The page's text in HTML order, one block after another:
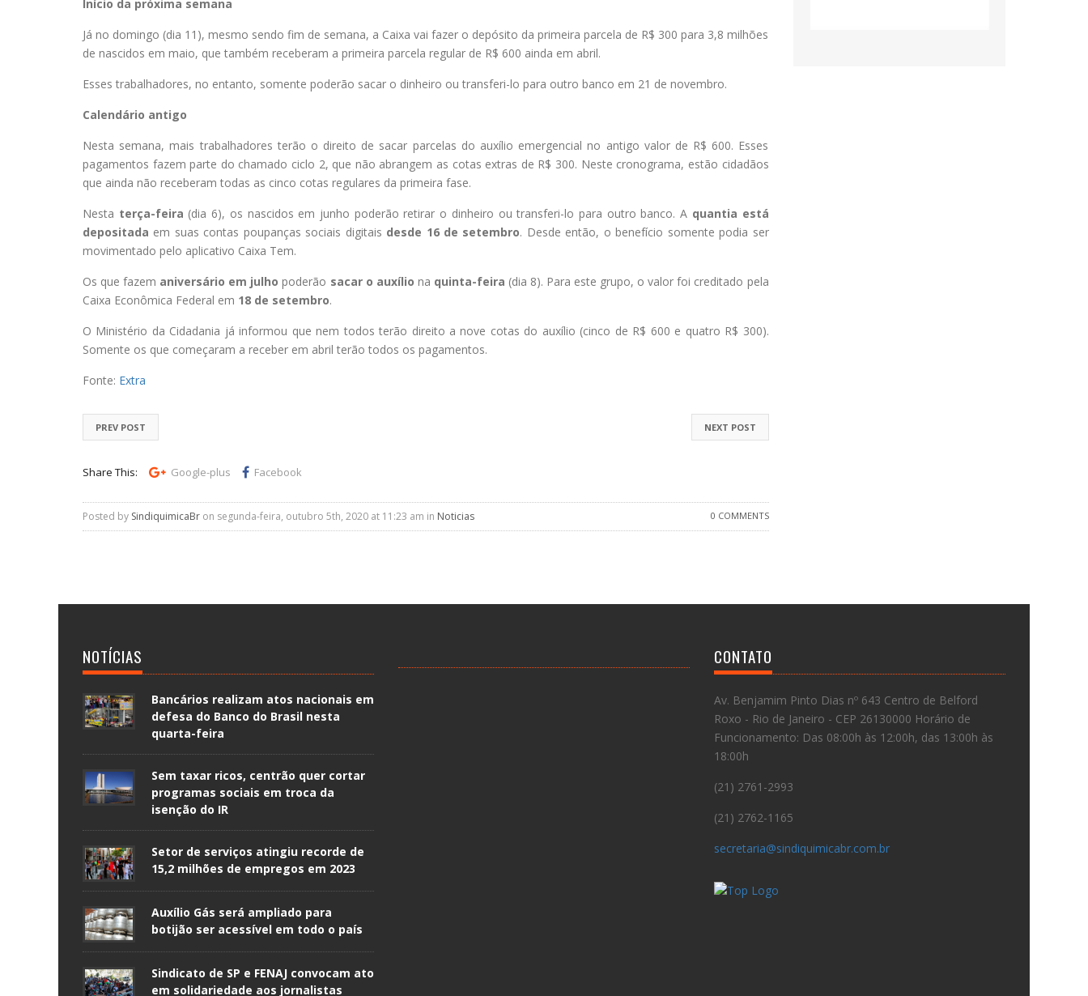
Início da próxima semana
Já no domingo (dia 11), mesmo sendo fim de semana, a Caixa vai fazer o depósito da primeira parcela de R$ 300 para 3,8 milhões
de nascidos em maio, que também receberam a primeira parcela regular de R$ 600 ainda em abril.
Esses trabalhadores, no entanto, somente poderão sacar o dinheiro ou transferi-lo para outro banco em 21 de novembro.
Calendário antigo
Nesta semana, mais trabalhadores terão o direito de sacar parcelas do auxílio emergencial no antigo valor de R$ 600. Esses
pagamentos fazem parte do chamado ciclo 2, que não abrangem as cotas extras de R$ 300. Neste cronograma, estão cidadãos
que ainda não receberam todas as cinco cotas regulares da primeira fase.
Nesta terça-feira (dia 6), os nascidos em junho poderão retirar o dinheiro ou transferi-lo para outro banco. A quantia está
depositada em suas contas poupanças sociais digitais desde 16 de setembro. Desde então, o benefício somente podia ser
movimentado pelo aplicativo Caixa Tem.
Os que fazem aniversário em julho poderão sacar o auxílio na quinta-feira (dia 8). Para este grupo, o valor foi creditado pela
Caixa Econômica Federal em 18 de setembro.
O Ministério da Cidadania já informou que nem todos terão direito a nove cotas do auxílio (cinco de R$ 600 e quatro R$ 300).
Somente os que começaram a receber em abril terão todos os pagamentos.
Fonte: Extra
NEXT POST
PREV POST
Share This: Google-plus Facebook
0 COMMENTS
Posted by SindiquimicaBr on segunda-feira, outubro 5th, 2020 at 11:23 am in Noticias
NOTÍCIAS
Bancários realizam atos nacionais em
defesa do Banco do Brasil nesta
quarta-feira
Sem taxar ricos, centrão quer cortar
programas sociais em troca da
isenção do IR
Setor de serviços atingiu recorde de
15,2 milhões de empregos em 2023
Auxílio Gás será ampliado para
botijão ser acessível em todo o país
Sindicato de SP e FENAJ convocam ato
em solidariedade aos jornalistas
CONTATO
Av. Benjamim Pinto Dias nº 643 Centro de Belford
Roxo - Rio de Janeiro - CEP 26130000 Horário de
Funcionamento: Das 08:00h às 12:00h, das 13:00h às
18:00h
(21) 2761-2993
(21) 2762-1165
secretaria@sindiquimicabr.com.br